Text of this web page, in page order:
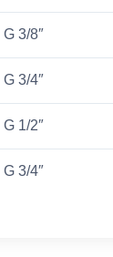
G 3/8″
G 3/4″
G 1/2″
G 3/4″